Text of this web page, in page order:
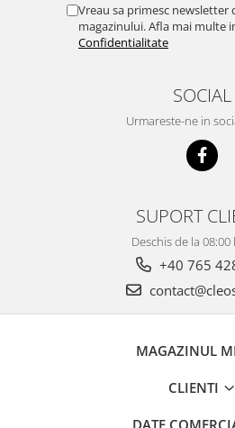
Vreau sa primesc newsletter
magazinului. Afla mai multe
Confidentialitate
SOCIAL
Urmareste-ne in
SUPORT
Deschis de la 08:00
+40 765
MAGAZINUL
CLIENTI
DATE